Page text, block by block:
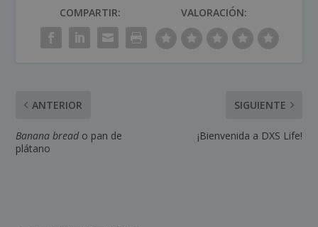
COMPARTIR: VALORACIÓN:
ANTERIOR
Banana bread o pan de
plátano
SIGUIENTE
¡Bienvenida a DXS Life!